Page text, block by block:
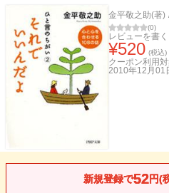
金平敬之助(著)
(0)
レビューを書く
¥520 (税込)
クーポン利用
2010年12月01
新規登録で52円(